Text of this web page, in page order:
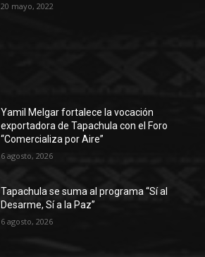
20 mayo, 2022
Yamil Melgar fortalece la vocación
exportadora de Tapachula con el Foro
“Comercializa por Aire”
6 agosto, 2026
Tapachula se suma al programa “Sí al
Desarme, Sí a la Paz”
6 agosto, 2026